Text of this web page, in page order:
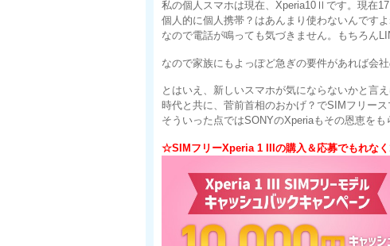
私の個人スマホは現在、Xperia10Ⅱです。現在
個人的に個人携帯？はあんまり使わないんです
なので電話が鳴っても気づきません。もちろん
なので家族にもよっぽど急ぎの要件があれば会
とはいえ、新しいスマホが気にならないかと言
時代と共に、菅前首相のおかげ？でSIMフリー
そういった点ではSONYのXperiaもその恩恵を
☆SIMフリーXperia 1 IIIの購入＆応募でもれなく